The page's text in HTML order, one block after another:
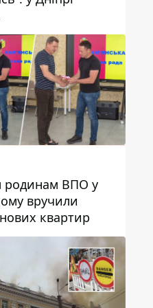
та
дітей, яку
ВПО у
вручили
квартир